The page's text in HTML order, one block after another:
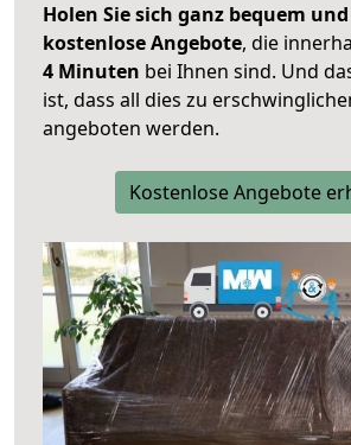
Holen Sie sich ganz bequem
kostenlose Angebote, die
4 Minuten bei Ihnen sind. Und
ist, dass all dies zu
angeboten werden.
Kostenlose Angebote